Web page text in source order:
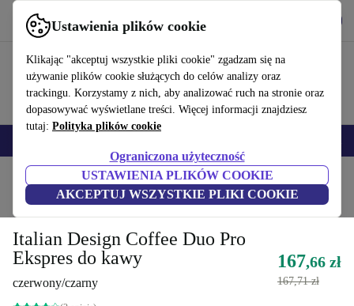
Ustawienia plików cookie
Klikając "akceptuj wszystkie pliki cookie" zgadzam się na
używanie plików cookie służących do celów analizy oraz
trackingu. Korzystamy z nich, aby analizować ruch na stronie oraz
dopasowywać wyświetlane treści. Więcej informacji znajdziesz
tutaj: Polityka plików cookie
Ograniczona użyteczność
USTAWIENIA PLIKÓW COOKIE
AKCEPTUJ WSZYSTKIE PLIKI COOKIE
Korzystaj z refurbed szybko i łatwo
Produkty Kuchnia Napoje Kawa
Direkt vom Hersteller
Italian Design Coffee Duo Pro
Ekspres do kawy
czerwony/czarny
167,66 zł
167,71 zł